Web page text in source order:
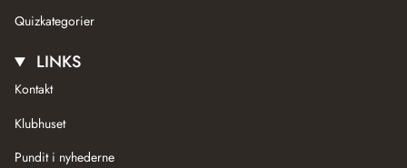
Quizkategorier
LINKS
Kontakt
Klubhuset
Pundit i nyhederne